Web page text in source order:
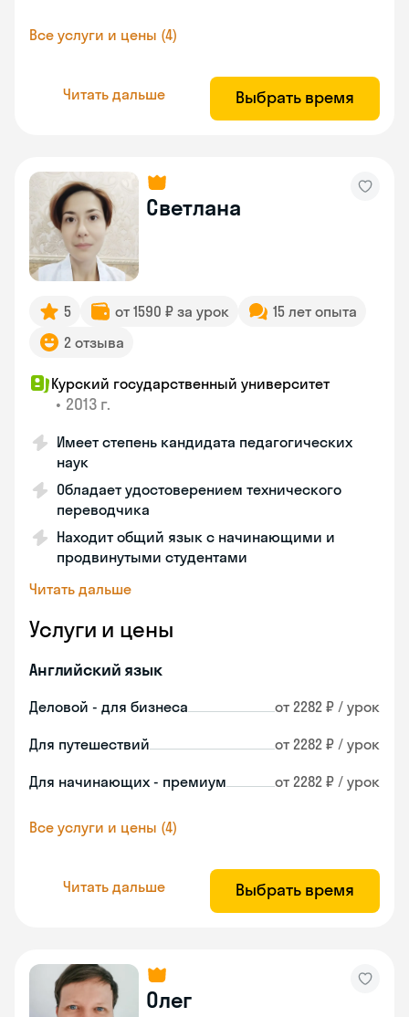
Все услуги и цены (4)
Читать дальше Выбрать время
Светлана
5 от 1590 ₽ за урок
15 лет опыта
2 отзыва
Курский государственный университет
• 2013 г.
Имеет степень кандидата педагогических
наук
Обладает удостоверением технического
переводчика
Находит общий язык с начинающими и
продвинутыми студентами
Читать дальше
Услуги и цены
Английский язык
Деловой - для бизнеса от 2282 ₽ / урок
Для путешествий от 2282 ₽ / урок
Для начинающих - премиум от 2282 ₽ / урок
Все услуги и цены (4)
Читать дальше Выбрать время
Олег